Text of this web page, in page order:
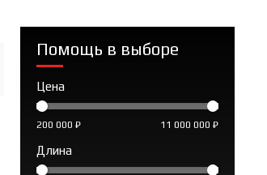
Помощь в выборе
Цена
200 000 ₽ 11 000 000 ₽
Длина